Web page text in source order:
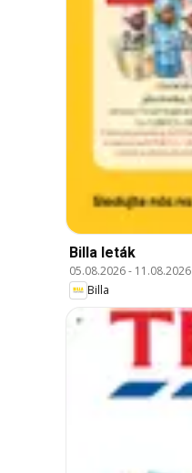
Billa leták
05.08.2026- 11.08.2026
Billa